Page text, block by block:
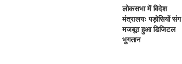
लोकसभा में विदेश
मंत्रालयः पड़ोसियों संग
मजबूत हुआ डिजिटल
भुगतान